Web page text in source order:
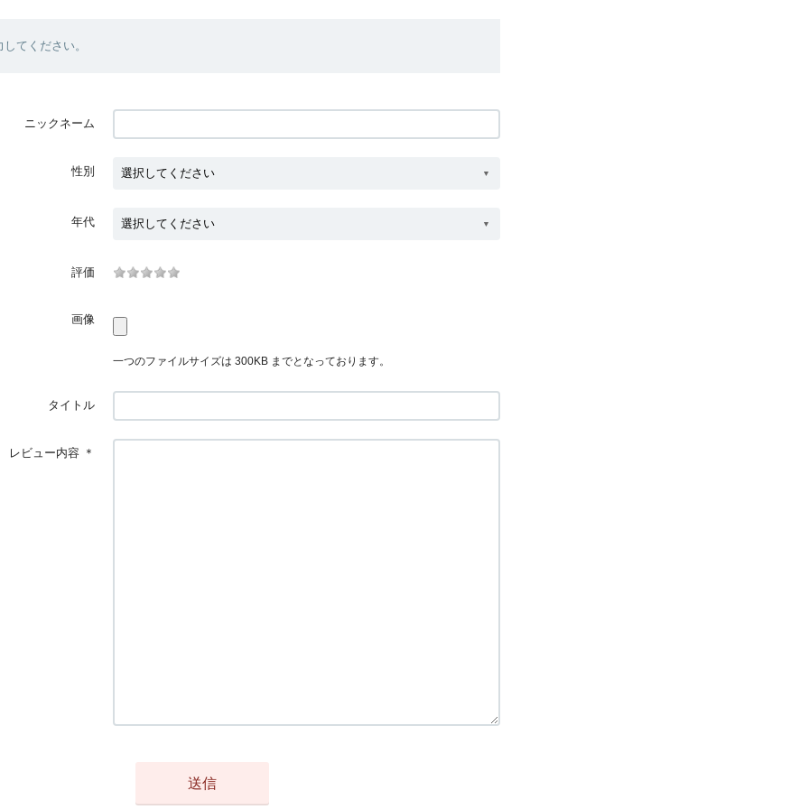
てください。
ニックネーム
性別
年代
評価
画像
一つのファイルサイズは 300KB までとなっております。
タイトル
レビュー内容 ＊